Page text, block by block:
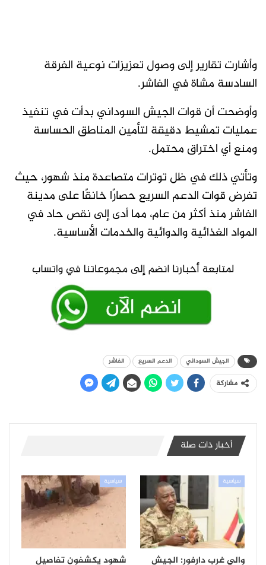
وأشارت تقارير إلى وصول تعزيزات نوعية الفرقة
السادسة مشاة في الفاشر.
وأوضحت أن قوات الجيش السوداني بدأت في تنفيذ
عمليات تمشيط دقيقة لتأمين المناطق الحساسة
ومنع أي اختراق محتمل.
وتأتي ذلك في ظل توترات متصاعدة منذ شهور، حيث
تفرض قوات الدعم السريع حصارًا خانقًا على مدينة
الفاشر منذ أكثر من عام، مما أدى إلى نقص حاد في
المواد الغذائية والدوائية والخدمات الأساسية.
الجيش السوداني الدعم السريع الفاشر
مشاركة
أخبار ذات صلة
سياسية
والي غرب دارفور: الجيش
سياسية
شهود يكشفون تفاصيل